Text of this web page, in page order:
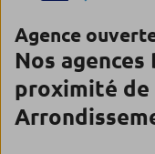
Agence
Nos
proximité de